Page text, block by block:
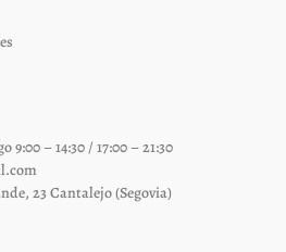
– 14:30 / 17:00 – 21:30
23 Cantalejo (Segovia)